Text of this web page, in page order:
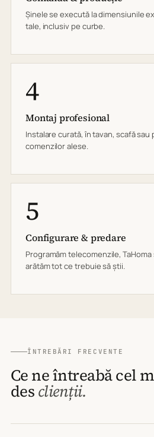
Șinele se execută la dimensiunile
tale, inclusiv pe curbe.
4
Montaj profesional
Instalare curată, în tavan, scafă
comenzilor alese.
5
Configurare & predare
Programăm telecomenzile,
arătăm tot ce trebuie să știi.
ÎNTREBĂRI FRECVENTE
Ce ne întreabă cel
desclienții.